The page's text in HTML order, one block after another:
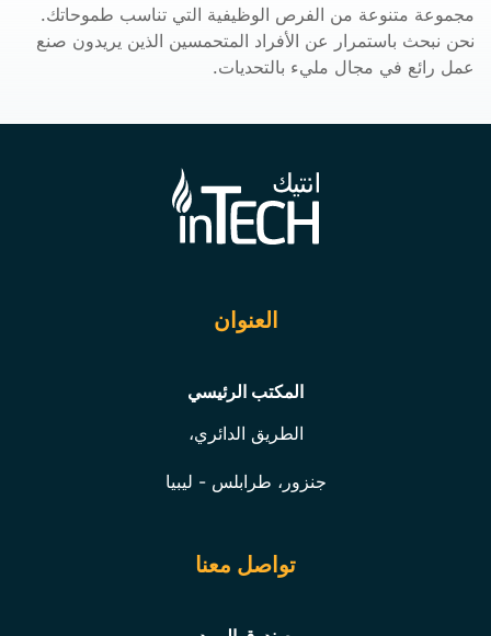
مجموعة متنوعة من الفرص الوظيفية التي تناسب طموحاتك.
نحن نبحث باستمرار عن الأفراد المتحمسين الذين يريدون صنع
عمل رائع في مجال مليء بالتحديات.
العنوان
المكتب الرئيسي
الطريق الدائري،
جنزور، طرابلس - ليبيا
تواصل معنا